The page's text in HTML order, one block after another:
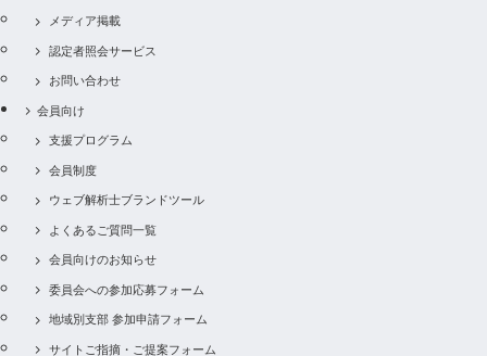
メディア掲載
認定者照会サービス
お問い合わせ
会員向け
支援プログラム
会員制度
ウェブ解析士ブランドツール
よくあるご質問一覧
会員向けのお知らせ
委員会への参加応募フォーム
地域別支部 参加申請フォーム
サイトご指摘・ご提案フォーム